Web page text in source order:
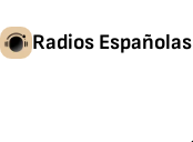
Radios Españolas